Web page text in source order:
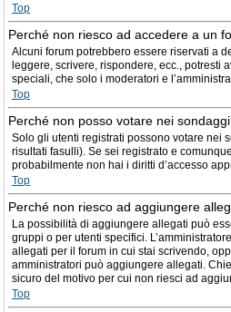
Top
Perché non riesco ad accedere a un
Alcuni forum potrebbero essere riservati a
leggere, scrivere, rispondere, ecc., potresti
speciali, che solo i moderatori e
Top
Perché non posso votare nei
Solo gli utenti registrati possono votare nei
risultati fasulli). Se sei registrato e
probabilmente non hai i diritti d’accesso
Top
Perché non riesco ad aggiungere
La possibilità di aggiungere allegati può
gruppi o per utenti specifici.
allegati per il forum in cui stai scrivendo,
amministratori può aggiungere allegati.
sicuro del motivo per cui non riesci ad
Top